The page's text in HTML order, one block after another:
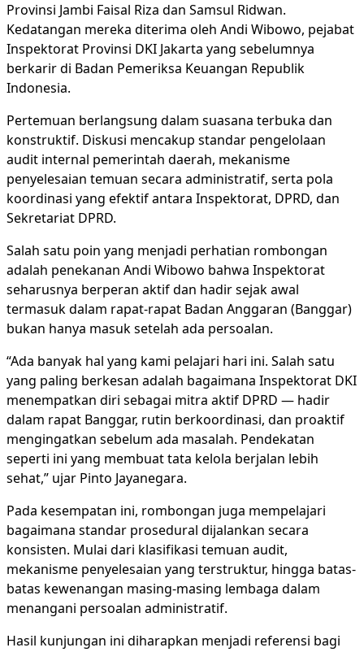
Provinsi Jambi Faisal Riza dan Samsul Ridwan.
Kedatangan mereka diterima oleh Andi Wibowo, pejabat
Inspektorat Provinsi DKI Jakarta yang sebelumnya
berkarir di Badan Pemeriksa Keuangan Republik
Indonesia.
Pertemuan berlangsung dalam suasana terbuka dan
konstruktif. Diskusi mencakup standar pengelolaan
audit internal pemerintah daerah, mekanisme
penyelesaian temuan secara administratif, serta pola
koordinasi yang efektif antara Inspektorat, DPRD, dan
Sekretariat DPRD.
Salah satu poin yang menjadi perhatian rombongan
adalah penekanan Andi Wibowo bahwa Inspektorat
seharusnya berperan aktif dan hadir sejak awal
termasuk dalam rapat-rapat Badan Anggaran (Banggar)
bukan hanya masuk setelah ada persoalan.
“Ada banyak hal yang kami pelajari hari ini. Salah satu
yang paling berkesan adalah bagaimana Inspektorat DKI
menempatkan diri sebagai mitra aktif DPRD — hadir
dalam rapat Banggar, rutin berkoordinasi, dan proaktif
mengingatkan sebelum ada masalah. Pendekatan
seperti ini yang membuat tata kelola berjalan lebih
sehat,” ujar Pinto Jayanegara.
Pada kesempatan ini, rombongan juga mempelajari
bagaimana standar prosedural dijalankan secara
konsisten. Mulai dari klasifikasi temuan audit,
mekanisme penyelesaian yang terstruktur, hingga batas-
batas kewenangan masing-masing lembaga dalam
menangani persoalan administratif.
Hasil kunjungan ini diharapkan menjadi referensi bagi